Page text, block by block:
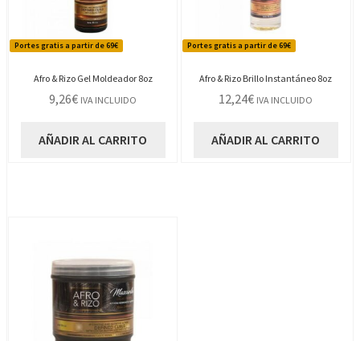
Portes gratis a partir de 69€
Afro & Rizo Gel Moldeador 8oz
9,26€ IVA INCLUIDO
AÑADIR AL CARRITO
Portes gratis a partir de 69€
Afro & Rizo Brillo Instantáneo 8oz
12,24€ IVA INCLUIDO
AÑADIR AL CARRITO